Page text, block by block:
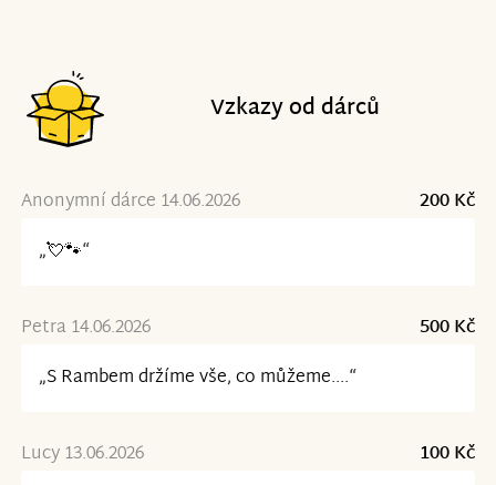
Vzkazy od dárců
Anonymní dárce 14.06.2026
200 Kč
„💘🐾“
Petra 14.06.2026
500 Kč
„S Rambem držíme vše, co můžeme....“
Lucy 13.06.2026
100 Kč